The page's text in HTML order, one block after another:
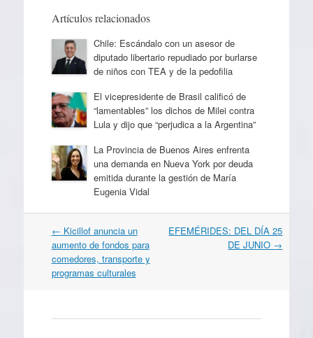
Artículos relacionados
Chile: Escándalo con un asesor de
diputado libertario repudiado por burlarse
de niños con TEA y de la pedofilia
El vicepresidente de Brasil calificó de
“lamentables” los dichos de Milei contra
Lula y dijo que “perjudica a la Argentina”
La Provincia de Buenos Aires enfrenta
una demanda en Nueva York por deuda
emitida durante la gestión de María
Eugenia Vidal
Navegación
por
artículos
← Kicillof anuncia un
aumento de fondos para
comedores, transporte y
programas culturales
EFEMÉRIDES: DEL DÍA 25
DE JUNIO →